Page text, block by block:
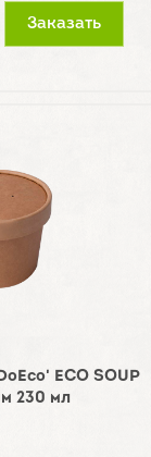
Заказать
ECO SOUP
230 мл